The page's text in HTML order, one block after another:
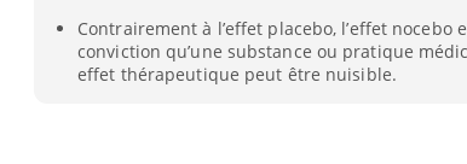
Contrairement à l’effet placebo, l’effet nocebo
conviction qu’une substance ou pratique
effet thérapeutique peut être nuisible.